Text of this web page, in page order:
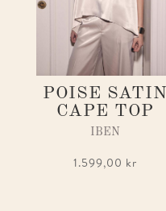
POISE SATIN
CAPE TOP
IBEN
1.599,00 kr